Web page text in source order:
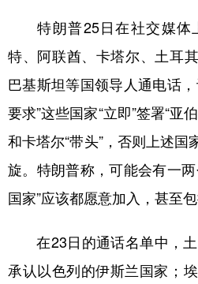
English Español
Русский язык
Deutsch Português
特朗普25日在社交媒体
特、阿联酋、卡塔尔、土耳
巴基斯坦等国领导人通电话
要求”这些国家“立即”签署“亚
和卡塔尔“带头”，否则上述国
旋。特朗普称，可能会有一
国家”应该都愿意加入，甚至包
在23日的通话名单中，土
承认以色列的伊斯兰国家；